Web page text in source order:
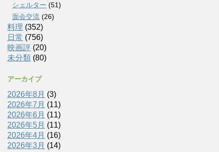
シェルター (51)
面会交流 (26)
料理 (352)
日常 (756)
映画評 (20)
未分類 (80)
アーカイブ
2026年8月 (3)
2026年7月 (11)
2026年6月 (11)
2026年5月 (11)
2026年4月 (16)
2026年3月 (14)